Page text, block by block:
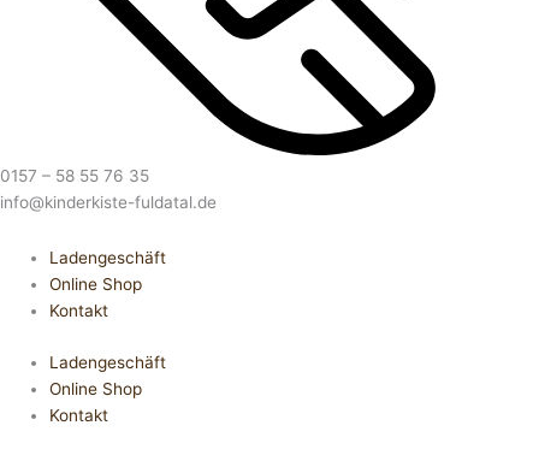
0157 – 58 55 76 35
info@kinderkiste-fuldatal.de
Ladengeschäft
Online Shop
Kontakt
Ladengeschäft
Online Shop
Kontakt